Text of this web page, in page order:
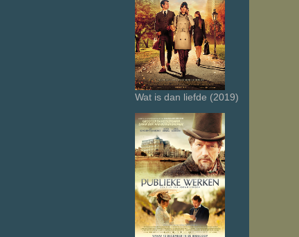
Wat is dan liefde (2019)